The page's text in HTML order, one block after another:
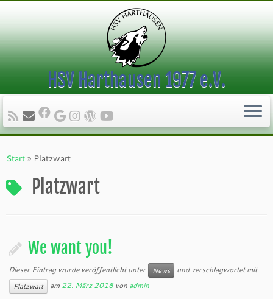
Inhalt
HSV Harthausen 1977 e.V.
Start » Platzwart
Platzwart
We want you!
Dieser Eintrag wurde veröffentlicht unter News und verschlagwortet mit
Platzwart am 22. März 2018 von admin